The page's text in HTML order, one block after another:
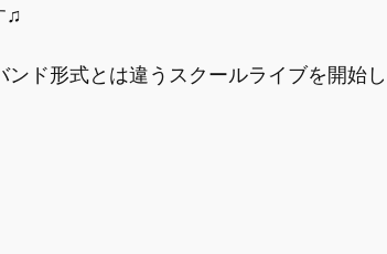
♫
ンド形式とは違うスクールライブを開始